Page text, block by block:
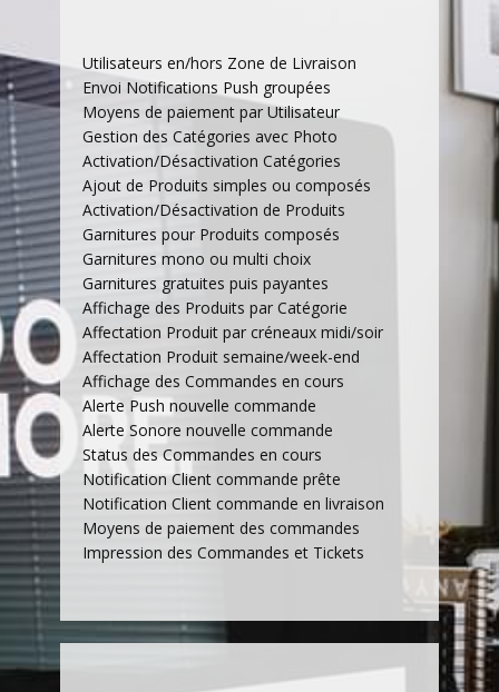
Utilisateurs en/hors Zone de Livraison
Envoi Notifications Push groupées
Moyens de paiement par Utilisateur
Gestion des Catégories avec Photo
Activation/Désactivation Catégories
Ajout de Produits simples ou composés
Activation/Désactivation de Produits
Garnitures pour Produits composés
Garnitures mono ou multi choix
Garnitures gratuites puis payantes
Affichage des Produits par Catégorie
Affectation Produit par créneaux midi/soir
Affectation Produit semaine/week-end
Affichage des Commandes en cours
Alerte Push nouvelle commande
Alerte Sonore nouvelle commande
Status des Commandes en cours
Notification Client commande prête
Notification Client commande en livraison
Moyens de paiement des commandes
Impression des Commandes et Tickets